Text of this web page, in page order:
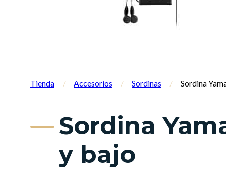
Tienda / Accesorios / Sordinas / Sordina
Sordina
y bajo